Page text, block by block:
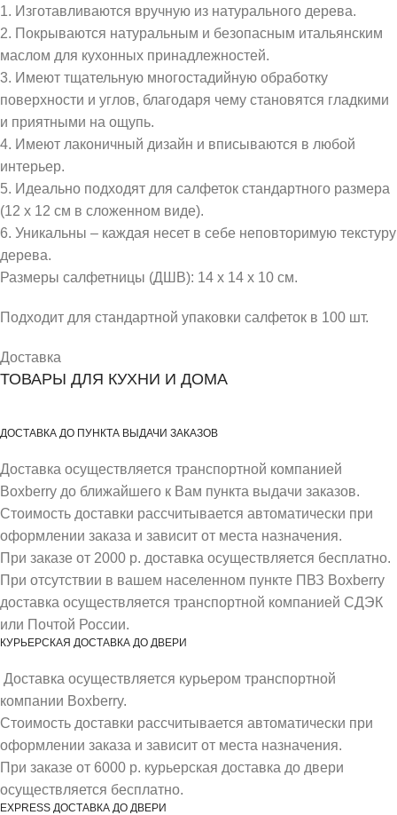
1. Изготавливаются вручную из натурального дерева.
2. Покрываются натуральным и безопасным итальянским
маслом для кухонных принадлежностей.
3. Имеют тщательную многостадийную обработку
поверхности и углов, благодаря чему становятся гладкими
и приятными на ощупь.
4. Имеют лаконичный дизайн и вписываются в любой
интерьер.
5. Идеально подходят для салфеток стандартного размера
(12 х 12 см в сложенном виде).
6. Уникальны – каждая несет в себе неповторимую текстуру
дерева.
Размеры салфетницы (ДШВ): 14 х 14 х 10 см.
Подходит для стандартной упаковки салфеток в 100 шт.
Доставка
ТОВАРЫ ДЛЯ КУХНИ И ДОМА
ДОСТАВКА ДО ПУНКТА ВЫДАЧИ ЗАКАЗОВ
Доставка осуществляется транспортной компанией
Boxberry до ближайшего к Вам пункта выдачи заказов.
Стоимость доставки рассчитывается автоматически при
оформлении заказа и зависит от места назначения.
При заказе от 2000 р. доставка осуществляется бесплатно.
При отсутствии в вашем населенном пункте ПВЗ Boxberry
доставка осуществляется транспортной компанией СДЭК
или Почтой России.
КУРЬЕРСКАЯ ДОСТАВКА ДО ДВЕРИ
Доставка осуществляется курьером транспортной
компании Boxberry.
Стоимость доставки рассчитывается автоматически при
оформлении заказа и зависит от места назначения.
При заказе от 6000 р. курьерская доставка до двери
осуществляется бесплатно.
EXPRESS ДОСТАВКА ДО ДВЕРИ